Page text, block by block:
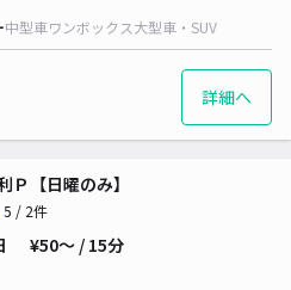
中型車ワンボックス大型車・SUV
詳細へ
Ｐ【日曜のみ】
5 / 2件
¥50〜 / 15分